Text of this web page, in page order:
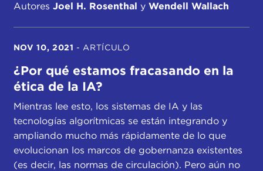
Autores Joel H. Rosenthal y Wendell Wallach
NOV 10, 2021 - ARTÍCULO
¿Por qué estamos fracasando en la
ética de la IA?
Mientras lee esto, los sistemas de IA y las
tecnologías algorítmicas se están integrando y
ampliando mucho más rápidamente de lo que
evolucionan los marcos de gobernanza existentes
(es decir, las normas de circulación). Pero aún no